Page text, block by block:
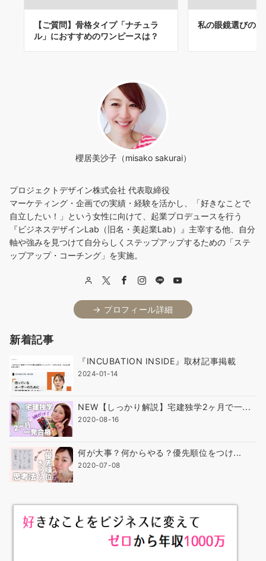
【ご質問】骨格タイプ「ナチュラ
ル」におすすめのワンピースは？
私の眼鏡選びの
櫻居美沙子（misako sakurai）
プロジェクトデザイン株式会社 代表取締役
マーケティング・企画での実績・経験を活かし、「好きなことで
自立したい！」という女性に向けて、起業プロデュースを行う
『ビジネスデザインLab（旧名・美起業Lab）』主宰する他、自分
軸や強みを見つけて自分らしくステップアップするための「ステ
ップアップ・コーチング」を実施。
→ プロフィール詳細
新着記事
『INCUBATION INSIDE』取材記事掲載
2024-01-14
NEW【しっかり解説】宅建独学2ヶ月で一...
2020-08-16
何が大事？何からやる？優先順位をつけ...
2020-07-08